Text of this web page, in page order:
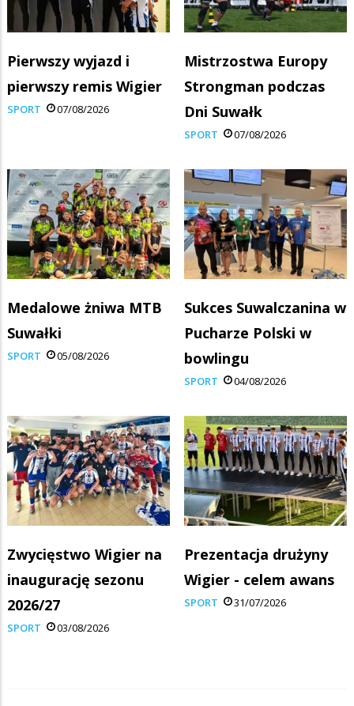
Pierwszy wyjazd i
pierwszy remis Wigier
SPORT 07/08/2026
Mistrzostwa Europy
Strongman podczas
Dni Suwałk
SPORT 07/08/2026
Medalowe żniwa MTB
Suwałki
SPORT 05/08/2026
Sukces Suwalczanina w
Pucharze Polski w
bowlingu
SPORT 04/08/2026
Zwycięstwo Wigier na
inaugurację sezonu
2026/27
SPORT 03/08/2026
Prezentacja drużyny
Wigier - celem awans
SPORT 31/07/2026